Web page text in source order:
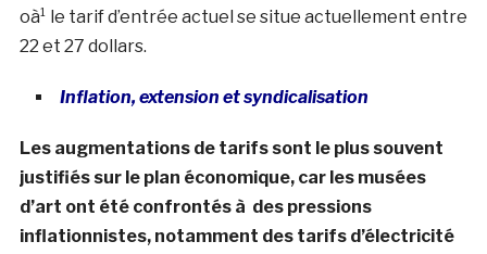
oà¹ le tarif d’entrée actuel se situe actuellement entre
22 et 27 dollars.
Inflation, extension et syndicalisation
Les augmentations de tarifs sont le plus souvent
justifiés sur le plan économique, car les musées
d’art ont été confrontés à des pressions
inflationnistes, notamment des tarifs d’électricité